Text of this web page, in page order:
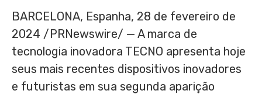
BARCELONA, Espanha, 28 de fevereiro de
2024 /PRNewswire/ — A marca de
tecnologia inovadora TECNO apresenta hoje
seus mais recentes dispositivos inovadores
e futuristas em sua segunda aparição